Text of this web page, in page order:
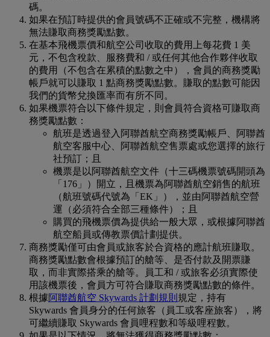
碼。
如果在預訂時提供的會員號碼不正確或不完整，機構將
無法賺取商務獎勵點數。
在基本飛機票價和航空公司收取的費用上每花費 1 美
元，不包含稅款、服務費和 / 或任何其他合作夥伴收取
的費用（不包含在累積的點數之中），會員的商務獎勵
帳戶就可以賺取 1 點商務獎勵點數。賺取的點數可能因
我們的貨幣兌換匯率而有所不同。
如果機票符合以下條件規定，則會員符合資格可賺取商
務獎勵點數：
航班是透過登入阿聯酋航空商務獎勵帳戶、阿聯酋
航空客服中心、阿聯酋航空售票處或您選擇的旅行
社預訂；且
機票是以阿聯酋航空文件（十三碼機票號碼開頭為
「176」）開立，且機票為阿聯酋航空銷售的航班
（航班號碼代號為「EK」），並由阿聯酋航空營
運（必須符合全部三種條件）；且
購買的飛機票價為提供給一般大眾，或根據阿聯酋
航空船員或傳教票價計劃提供。
商務獎勵僅可由會員或旅客於合資格的應計航班賺取。
商務獎勵點數會根據預訂的艙等、是否付款及開票賺
取，而非實際搭乘的艙等。員工和 / 或旅客必須實際使
用該機票後，會員方可符合賺取商務獎勵點數的條件。
根據阿聯酋航空 Skywards 計劃規則 規定，持有
Skywards 會員身分的任何旅客（員工或客座旅客），將
可繼續賺取 Skywards 會員哩程數和等級哩程數。